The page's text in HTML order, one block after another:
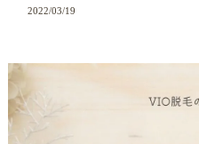
2022/03/19